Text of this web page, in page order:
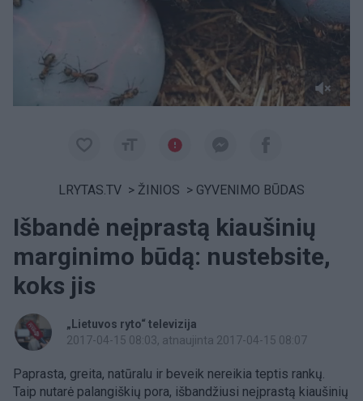
LRYTAS.TV > ŽINIOS > GYVENIMO BŪDAS
Išbandė neįprastą kiaušinių
marginimo būdą: nustebsite,
koks jis
„Lietuvos ryto“ televizija
2017-04-15 08:03, atnaujinta 2017-04-15 08:07
Paprasta, greita, natūralu ir beveik nereikia teptis rankų.
Taip nutarė palangiškių pora, išbandžiusi neįprastą kiaušinių